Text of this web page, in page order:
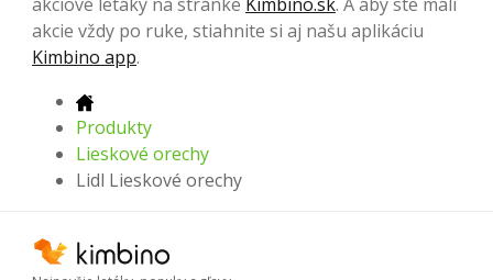
akcie vždy po ruke, stiahnite si aj našu aplikáciu
Kimbino app.
Produkty
Lieskové orechy
Lidl Lieskové orechy